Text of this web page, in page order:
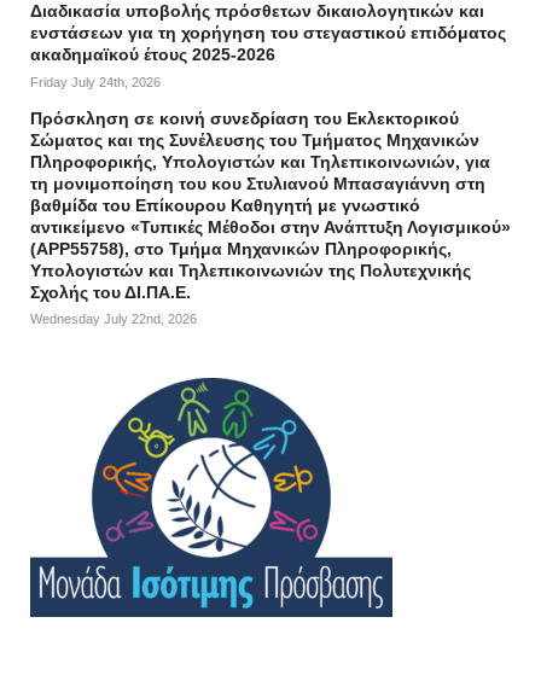
Διαδικασία υποβολής πρόσθετων δικαιολογητικών και
ενστάσεων για τη χορήγηση του στεγαστικού επιδόματος
ακαδημαϊκού έτους 2025-2026
Friday July 24th, 2026
Πρόσκληση σε κοινή συνεδρίαση του Εκλεκτορικού
Σώματος και της Συνέλευσης του Τμήματος Μηχανικών
Πληροφορικής, Υπολογιστών και Τηλεπικοινωνιών, για
τη μονιμοποίηση του κου Στυλιανού Μπασαγιάννη στη
βαθμίδα του Επίκουρου Καθηγητή με γνωστικό
αντικείμενο «Τυπικές Μέθοδοι στην Ανάπτυξη Λογισμικού»
(APP55758), στο Τμήμα Μηχανικών Πληροφορικής,
Υπολογιστών και Τηλεπικοινωνιών της Πολυτεχνικής
Σχολής του ΔΙ.ΠΑ.Ε.
Wednesday July 22nd, 2026